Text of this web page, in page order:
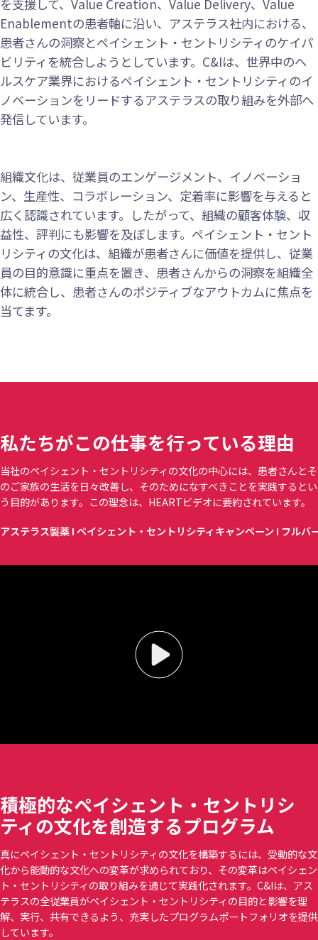
を支援して、Value Creation、Value Delivery、Value
Enablementの患者軸に沿い、アステラス社内における、
患者さんの洞察とペイシェント・セントリシティのケイパ
ビリティを統合しようとしています。C&Iは、世界中のヘ
ルスケア業界におけるペイシェント・セントリシティのイ
ノベーションをリードするアステラスの取り組みを外部へ
発信しています。
組織文化は、従業員のエンゲージメント、イノベーショ
ン、生産性、コラボレーション、定着率に影響を与えると
広く認識されています。したがって、組織の顧客体験、収
益性、評判にも影響を及ぼします。ペイシェント・セント
リシティの文化は、組織が患者さんに価値を提供し、従業
員の目的意識に重点を置き、患者さんからの洞察を組織全
体に統合し、患者さんのポジティブなアウトカムに焦点を
当てます。
私たちがこの仕事を行っている理由
当社のペイシェント・セントリシティの文化の中心には、患者さんとそ
のご家族の生活を日々改善し、そのためになすべきことを実践するとい
う目的があります。この理念は、HEARTビデオに要約されています。
アステラス製薬 I ペイシェント・セントリシティキャンペーン I フルバ
積極的なペイシェント・セントリシ
ティの文化を創造するプログラム
真にペイシェント・セントリシティの文化を構築するには、受動的な文
化から能動的な文化への変革が求められており、その変革はペイシェン
ト・セントリシティの取り組みを通じて実践化されます。C&Iは、アス
テラスの全従業員がペイシェント・セントリシティの目的と影響を理
解、実行、共有できるよう、充実したプログラムポートフォリオを提供
しています。